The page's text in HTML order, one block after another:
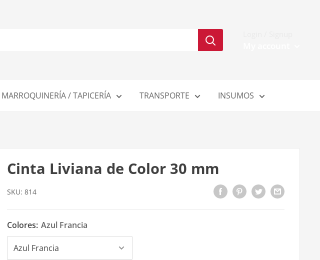
MARROQUINERÍA / TAPICERÍA TRANSPORTE INSUMOS
Cinta Liviana de Color 30 mm
SKU: 814
Colores: Azul Francia